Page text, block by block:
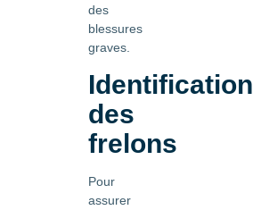
des
blessures
graves.
Identification
des
frelons
Pour
assurer